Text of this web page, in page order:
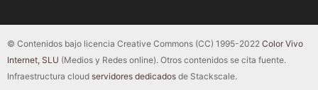
© Contenidos bajo licencia Creative Commons (CC) 1995-2022 Color Vivo
Internet, SLU (Medios y Redes online). Otros contenidos se cita fuente.
Infraestructura cloud servidores dedicados de Stackscale.